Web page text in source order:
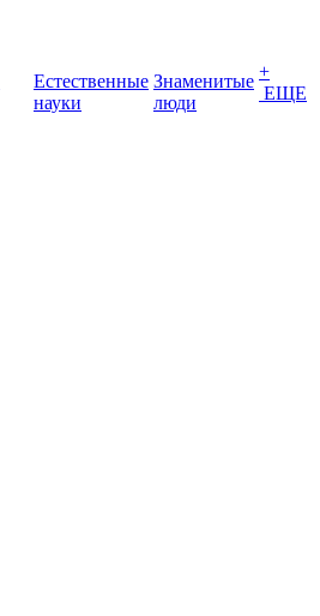
Естественные
науки
Знаменитые
люди
+
ЕЩЕ